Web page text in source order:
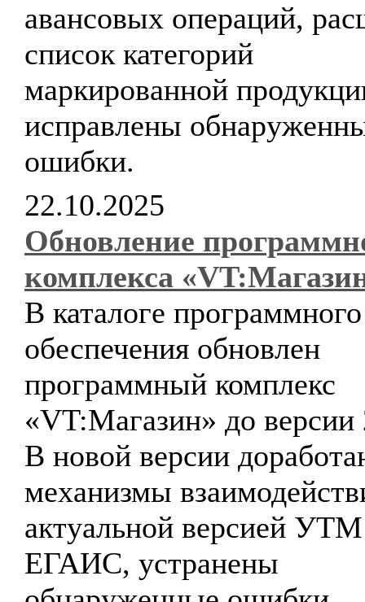
авансовых операций,
список категорий
маркированной
исправлены
ошибки.
22.10.2025
Обновление
комплекса
В каталоге программного
обеспечения обновлен
программный комплекс
«VT:Магазин» до версии
В новой версии
механизмы
актуальной версией УТМ
ЕГАИС, устранены